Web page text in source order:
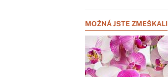
MOŽNÁ JSTE ZMEŠKALI